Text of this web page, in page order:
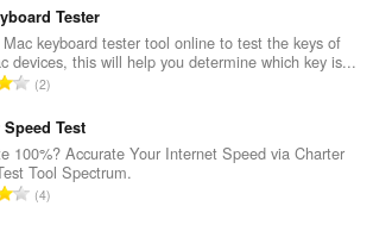
r
t
é
k
e
l
é
s
s
z
e
s
r
t
é
k
Tester
keyboard tester tool online to test the keys of
devices, this will help you determine which key is...
Ö
s
z
e
s
2
Test
100%? Accurate Your Internet Speed via Charter
Tool Spectrum.
Ö4